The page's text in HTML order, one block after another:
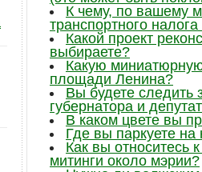
К чему, по вашему
транспортного
Какой проект
выбираете?
Какую миниатюрную
площади Ленина?
Вы будете
губернатора и
В каком цвете вы
Где вы паркуете на
Как вы относитесь
митинги около мэрии?